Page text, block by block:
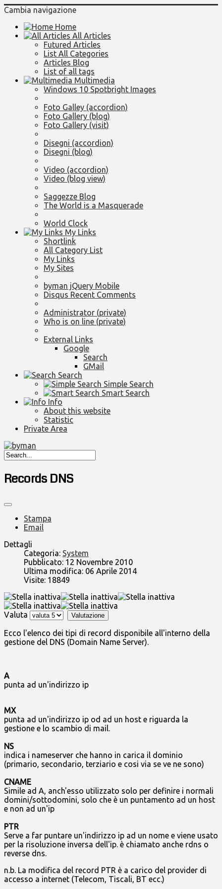
Cambia navigazione
Home
All Articles
Futured Articles
List All Categories
Articles Blog
List of all tags
Multimedia
Windows 10 Spotbright Images
Foto Galley (accordion)
Foto Gallery (blog)
Foto Gallery (visit)
Disegni (accordion)
Disegni (blog)
Video (accordion)
Video (blog view)
Saggezze Blog
The World is a Masquerade
World Clock
My Links
Shortlink
All Category List
My Links
My Sites
byman jQuery Mobile
Disqus Recent Comments
Administrator (private)
Who is on line (private)
External Links
Google
Search
GMail
Search
Simple Search
Smart Search
Info
About this website
Statistic
Private Area
Records DNS
Stampa
Email
Dettagli
Categoria: System
Pubblicato: 12 Novembre 2010
Ultima modifica: 06 Aprile 2014
Visite: 18849
Valuta
Ecco l'elenco dei tipi di record disponibile all'interno della
gestione del DNS (Domain Name Server).
A
punta ad un'indirizzo ip
MX
punta ad un'indirizzo ip od ad un host e riguarda la
gestione e lo scambio di mail.
NS
indica i nameserver che hanno in carica il dominio
(primario, secondario, terziario e cosi via se ve ne sono)
CNAME
Simile ad A, anch'esso utilizzato solo per definire i normali
domini/sottodomini, solo che è un puntamento ad un host
e non ad un'ip
PTR
Serve a far puntare un'indirizzo ip ad un nome e viene usato
per la risoluzione inversa dell'ip. è chiamato anche rdns o
reverse dns.
n.b. La modifica del record PTR è a carico del provider di
accesso a internet (Telecom, Tiscali, BT ecc.)